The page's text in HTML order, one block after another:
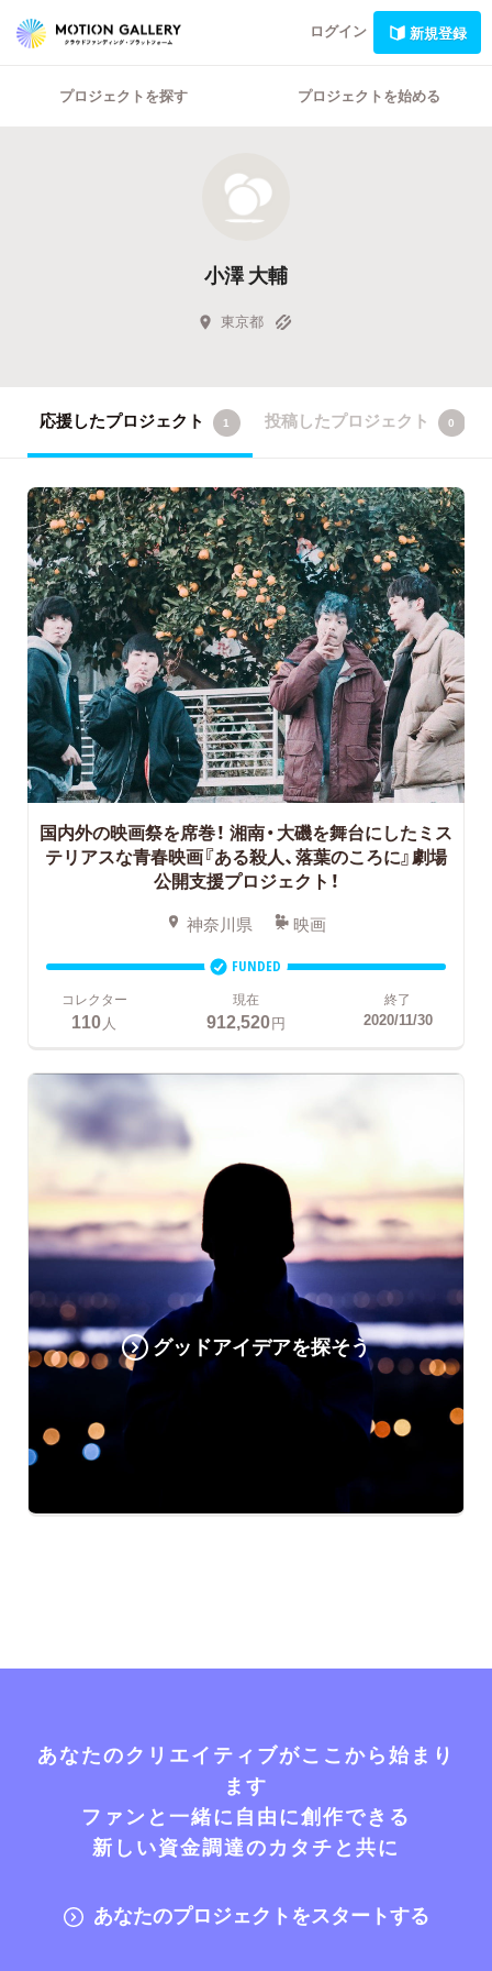
ログイン 新規登録
プロジェクトを探す プロジェクトを始める
小澤 大輔
東京都
応援したプロジェクト 1 投稿したプロジェクト 0
国内外の映画祭を席巻！ 湘南・大磯を舞台にしたミス
テリアスな青春映画『ある殺人、落葉のころに』劇場
公開支援プロジェクト！
神奈川県 映画
FUNDED
コレクター
110 人
現在
912,520円
終了
2020/11/30
グッドアイデアを探そう
あなたのクリエイティブがここから始まり
ます
ファンと一緒に自由に創作できる
新しい資金調達のカタチと共に
あなたのプロジェクトをスタートする